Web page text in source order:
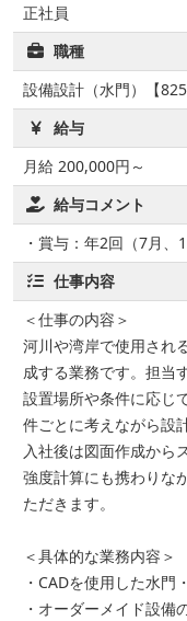
正社員
職種
設備設計（水門）【
給与
月給 200,000円～
給与コメント
・賞与：年2回（7月
仕事内容
＜仕事の内容＞
河川や湾岸で使用され
成する業務です。担当
設置場所や条件に応じ
件ごとに考えながら設
入社後は図面作成から
強度計算にも携わりな
ただきます。
＜具体的な業務内容＞
・CADを使用した水
・オーダーメイド設備